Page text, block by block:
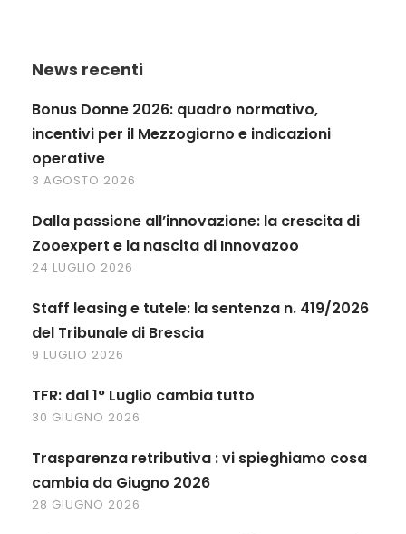
News recenti
Bonus Donne 2026: quadro normativo,
incentivi per il Mezzogiorno e indicazioni
operative
3 AGOSTO 2026
Dalla passione all’innovazione: la crescita di
Zooexpert e la nascita di Innovazoo
24 LUGLIO 2026
Staff leasing e tutele: la sentenza n. 419/2026
del Tribunale di Brescia
9 LUGLIO 2026
TFR: dal 1° Luglio cambia tutto
30 GIUGNO 2026
Trasparenza retributiva : vi spieghiamo cosa
cambia da Giugno 2026
28 GIUGNO 2026